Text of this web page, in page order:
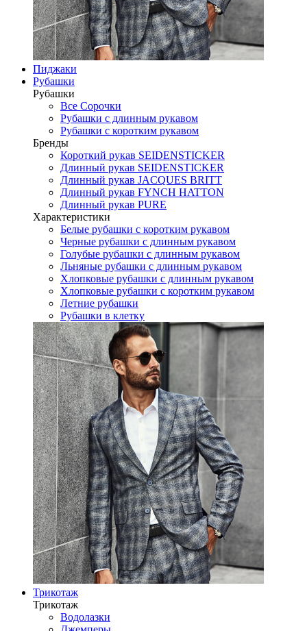
Пиджаки
Рубашки
Рубашки
Все Сорочки
Рубашки с длинным рукавом
Рубашки с коротким рукавом
Бренды
Короткий рукав SEIDENSTICKER
Длинный рукав SEIDENSTICKER
Длинный рукав JAСQUES BRITT
Длинный рукав FYNCH HATTON
Длинный рукав PURE
Характеристики
Белые рубашки с коротким рукавом
Черные рубашки с длинным рукавом
Голубые рубашки с длинным рукавом
Льняные рубашки с длинным рукавом
Хлопковые рубашки с длинным рукавом
Хлопковые рубашки с коротким рукавом
Летние рубашки
Рубашки в клетку
Трикотаж
Трикотаж
Водолазки